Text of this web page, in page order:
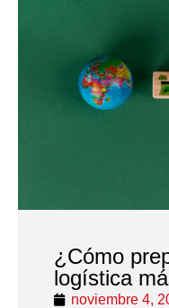
¿Cómo
logística
noviembre 4,